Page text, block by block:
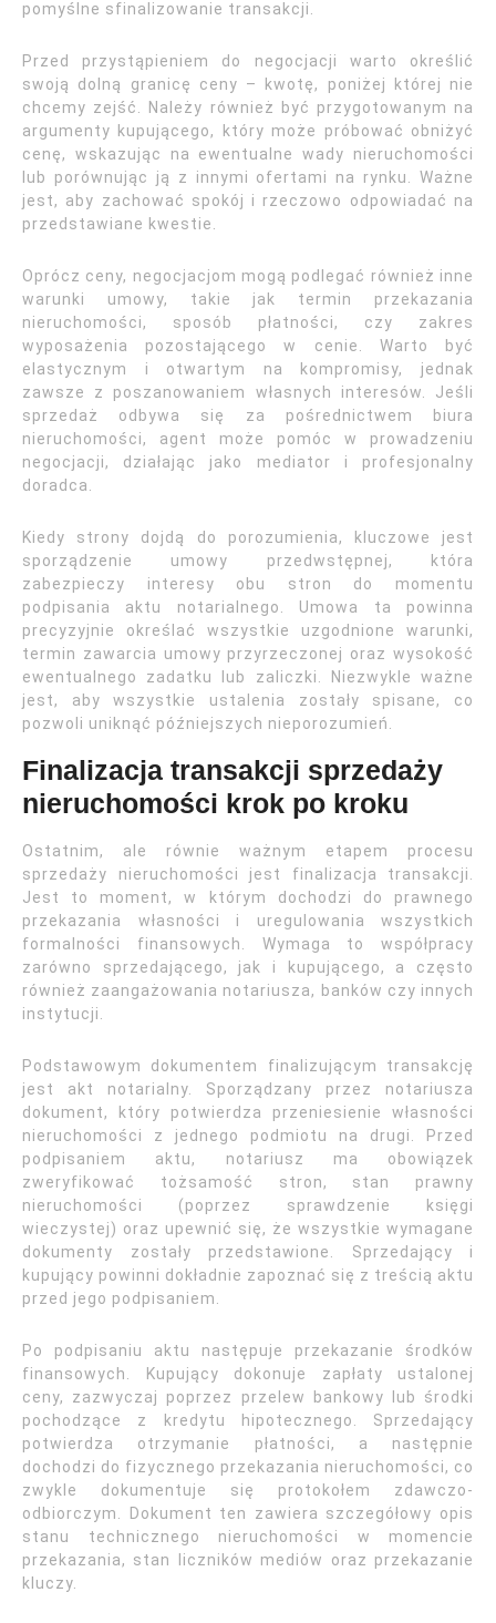
pomyślne sfinalizowanie transakcji.
Przed przystąpieniem do negocjacji warto określić
swoją dolną granicę ceny – kwotę, poniżej której nie
chcemy zejść. Należy również być przygotowanym na
argumenty kupującego, który może próbować obniżyć
cenę, wskazując na ewentualne wady nieruchomości
lub porównując ją z innymi ofertami na rynku. Ważne
jest, aby zachować spokój i rzeczowo odpowiadać na
przedstawiane kwestie.
Oprócz ceny, negocjacjom mogą podlegać również inne
warunki umowy, takie jak termin przekazania
nieruchomości, sposób płatności, czy zakres
wyposażenia pozostającego w cenie. Warto być
elastycznym i otwartym na kompromisy, jednak
zawsze z poszanowaniem własnych interesów. Jeśli
sprzedaż odbywa się za pośrednictwem biura
nieruchomości, agent może pomóc w prowadzeniu
negocjacji, działając jako mediator i profesjonalny
doradca.
Kiedy strony dojdą do porozumienia, kluczowe jest
sporządzenie umowy przedwstępnej, która
zabezpieczy interesy obu stron do momentu
podpisania aktu notarialnego. Umowa ta powinna
precyzyjnie określać wszystkie uzgodnione warunki,
termin zawarcia umowy przyrzeczonej oraz wysokość
ewentualnego zadatku lub zaliczki. Niezwykle ważne
jest, aby wszystkie ustalenia zostały spisane, co
pozwoli uniknąć późniejszych nieporozumień.
Finalizacja transakcji sprzedaży
nieruchomości krok po kroku
Ostatnim, ale równie ważnym etapem procesu
sprzedaży nieruchomości jest finalizacja transakcji.
Jest to moment, w którym dochodzi do prawnego
przekazania własności i uregulowania wszystkich
formalności finansowych. Wymaga to współpracy
zarówno sprzedającego, jak i kupującego, a często
również zaangażowania notariusza, banków czy innych
instytucji.
Podstawowym dokumentem finalizującym transakcję
jest akt notarialny. Sporządzany przez notariusza
dokument, który potwierdza przeniesienie własności
nieruchomości z jednego podmiotu na drugi. Przed
podpisaniem aktu, notariusz ma obowiązek
zweryfikować tożsamość stron, stan prawny
nieruchomości (poprzez sprawdzenie księgi
wieczystej) oraz upewnić się, że wszystkie wymagane
dokumenty zostały przedstawione. Sprzedający i
kupujący powinni dokładnie zapoznać się z treścią aktu
przed jego podpisaniem.
Po podpisaniu aktu następuje przekazanie środków
finansowych. Kupujący dokonuje zapłaty ustalonej
ceny, zazwyczaj poprzez przelew bankowy lub środki
pochodzące z kredytu hipotecznego. Sprzedający
potwierdza otrzymanie płatności, a następnie
dochodzi do fizycznego przekazania nieruchomości, co
zwykle dokumentuje się protokołem zdawczo-
odbiorczym. Dokument ten zawiera szczegółowy opis
stanu technicznego nieruchomości w momencie
przekazania, stan liczników mediów oraz przekazanie
kluczy.